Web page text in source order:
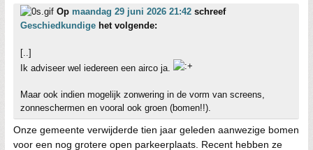
Op maandag 29 juni 2026 21:42 schreef
Geschiedkundige het volgende:
[..]
Ik adviseer wel iedereen een airco ja.
Maar ook indien mogelijk zonwering in de vorm van screens,
zonneschermen en vooral ook groen (bomen!!).
Onze gemeente verwijderde tien jaar geleden aanwezige bomen
voor een nog grotere open parkeerplaats. Recent hebben ze